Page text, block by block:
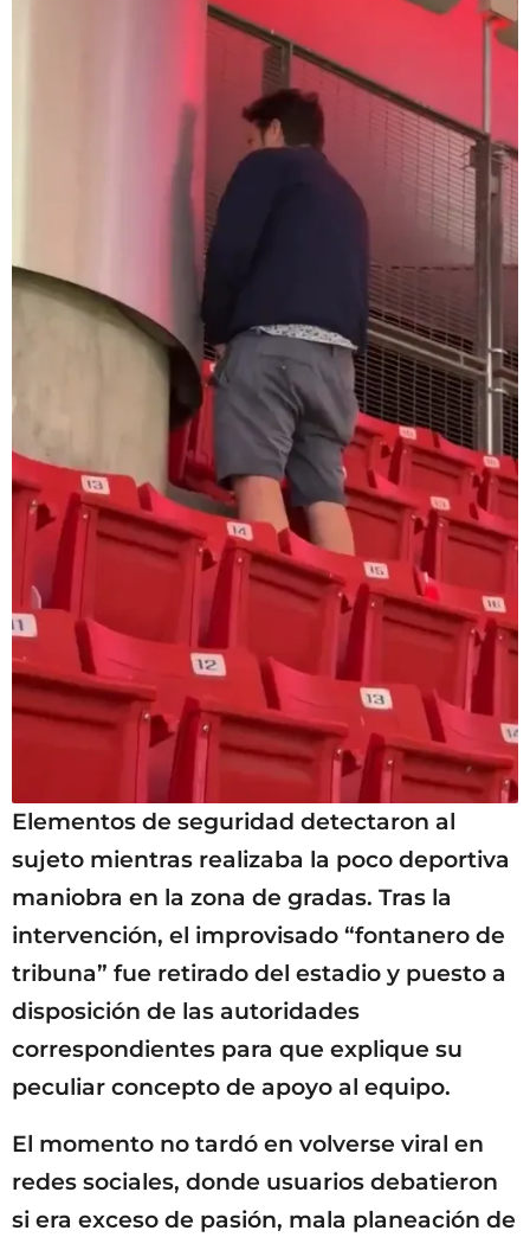
Elementos de seguridad detectaron al
sujeto mientras realizaba la poco deportiva
maniobra en la zona de gradas. Tras la
intervención, el improvisado “fontanero de
tribuna” fue retirado del estadio y puesto a
disposición de las autoridades
correspondientes para que explique su
peculiar concepto de apoyo al equipo.
El momento no tardó en volverse viral en
redes sociales, donde usuarios debatieron
si era exceso de pasión, mala planeación de